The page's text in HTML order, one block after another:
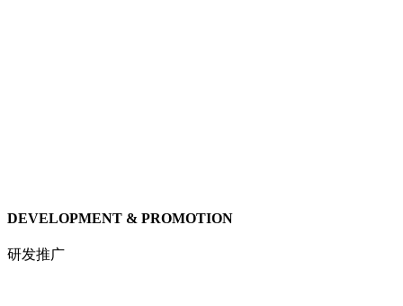
DEVELOPMENT & PROMOTION
研发推广